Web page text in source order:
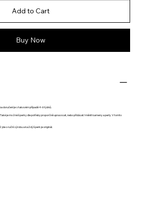
Add to Cart
Buy Now
doručení je v takovém případě 4-6 týdnů.
je možné šperky dle potřeby proporčně upravovat, nebo přidávat/měnit kameny a perly. V tomto
jde o ruční výrobu a každý šperk je originál.